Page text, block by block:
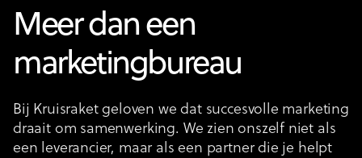
Meer dan een
marketingbureau
Bij Kruisraket geloven we dat succesvolle marketing
draait om samenwerking. We zien onszelf niet als
een leverancier, maar als een partner die je helpt